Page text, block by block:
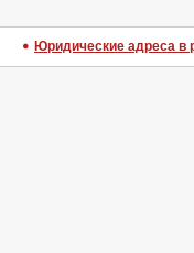
Юридические адреса в